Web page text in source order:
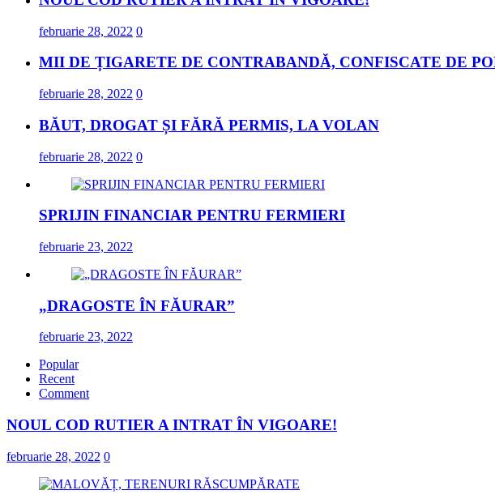
februarie 28, 2022 0
MII DE ȚIGARETE DE CONTRABANDĂ, CONFISCATE DE
februarie 28, 2022 0
BĂUT, DROGAT ȘI FĂRĂ PERMIS, LA VOLAN
februarie 28, 2022 0
SPRIJIN FINANCIAR PENTRU FERMIERI
februarie 23, 2022
„DRAGOSTE ÎN FĂURAR”
februarie 23, 2022
Popular
Recent
Comment
NOUL COD RUTIER A INTRAT ÎN VIGOARE!
februarie 28, 2022 0